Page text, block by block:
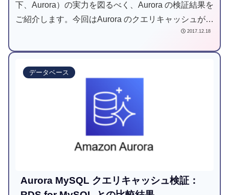
下、Aurora）の実力を図るべく、Aurora の検証結果を
ご紹介します。今回はAurora のクエリキャッシュが高
速となった理由について、推察していきます。 2017.12.18
データベース
Aurora MySQL クエリキャッシュ検証：